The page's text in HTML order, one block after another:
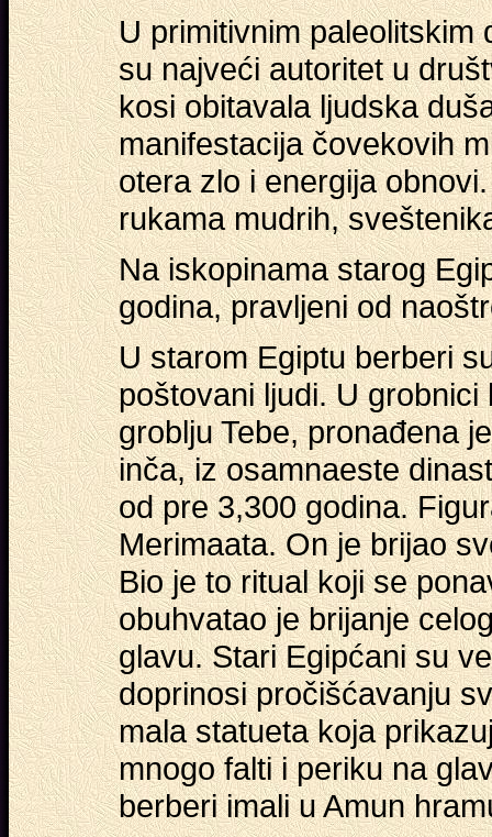
U primitivnim paleolitskim
su najveći autoritet u
kosi obitavala ljudska
manifestacija čovekovih
otera zlo i energija
rukama mudrih,
Na iskopinama starog
godina, pravljeni od
U starom Egiptu berberi
poštovani ljudi. U grobnici
groblju Tebe, pronađena
inča, iz osamnaeste
od pre 3,300 godina.
Merimaata. On je brijao
Bio je to ritual koji se
obuhvatao je brijanje
glavu. Stari Egipćani su
doprinosi pročišćavanju
mala statueta koja
mnogo falti i periku na
berberi imali u Amun